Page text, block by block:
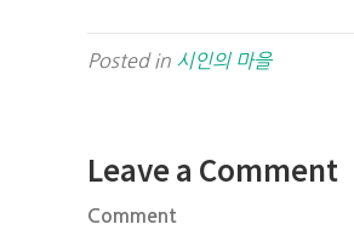
Posted in 시인의 마을
Leave a Comment
Comment